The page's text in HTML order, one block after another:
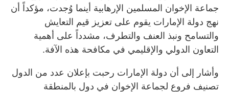
جماعة الإخوان المسلمين الإرهابية أينما وُجدت، مؤكداً أن
نهج دولة الإمارات يقوم على تعزيز قيم التعايش
والتسامح ونبذ العنف والتطرف، مشدداً على أهمية
التعاون الدولي والإقليمي في مكافحة هذه الآفة.
وأشار إلى أن دولة الإمارات رحبت بإعلان عدد من الدول
تصنيف فروع لجماعة الإخوان في دول بالمنطقة